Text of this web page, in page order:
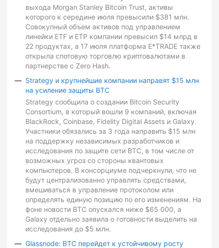
выхода Morgan Stanley Bitcoin Trust, активы
которого к середине июля превысили $381 млн.
Совокупный объем активов под управлением
линейки ETF и ETP компании превысил $14 млрд в
22 продуктах, а 17 июля платформа E*TRADE также
открыла спотовую торговлю криптовалютами в
партнерстве с Zero Hash.
Strategy и крупнейшие компании направят $15 млн
на усиление защиты BTC
Strategy сообщила о создании Bitcoin Security
Consortium, в который вошли 9 компаний, включая
BlackRock, Coinbase, Fidelity Digital Assets и Galaxy.
Участники обязались за 3 года направить $15 млн
на поддержку независимых разработчиков и
исследования по защите сети BTC, в том числе от
возможных угроз со стороны квантовых
компьютеров. В консорциуме подчеркнули, что не
будут централизованно управлять средствами,
вмешиваться в управление протоколом или
определять единую позицию по его изменениям. На
фоне новости BTC опускался ниже $65 000, а
Galaxy отдельно заявила о готовности выделить на
исследования до $5 млн.
Glassnode: BTC перейдет к устойчивому росту